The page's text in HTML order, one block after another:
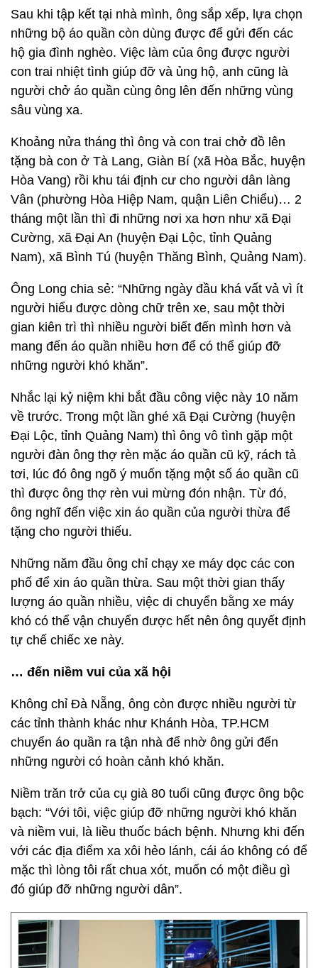
Sau khi tập kết tại nhà mình, ông sắp xếp, lựa chọn
những bộ áo quần còn dùng được để gửi đến các
hộ gia đình nghèo. Việc làm của ông được người
con trai nhiệt tình giúp đỡ và ủng hộ, anh cũng là
người chở áo quần cùng ông lên đến những vùng
sâu vùng xa.
Khoảng nửa tháng thì ông và con trai chở đồ lên
tặng bà con ở Tà Lang, Giàn Bí (xã Hòa Bắc, huyện
Hòa Vang) rồi khu tái định cư cho người dân làng
Vân (phường Hòa Hiệp Nam, quận Liên Chiểu)… 2
tháng một lần thì đi những nơi xa hơn như xã Đại
Cường, xã Đại An (huyện Đại Lộc, tỉnh Quảng
Nam), xã Bình Tú (huyện Thăng Bình, Quảng Nam).
Ông Long chia sẻ: “Những ngày đầu khá vất vả vì ít
người hiểu được dòng chữ trên xe, sau một thời
gian kiên trì thì nhiều người biết đến mình hơn và
mang đến áo quần nhiều hơn để có thể giúp đỡ
những người khó khăn”.
Nhắc lại kỷ niệm khi bắt đầu công việc này 10 năm
về trước. Trong một lần ghé xã Đại Cường (huyện
Đại Lộc, tỉnh Quảng Nam) thì ông vô tình gặp một
người đàn ông thợ rèn mặc áo quần cũ kỹ, rách tả
tơi, lúc đó ông ngõ ý muốn tặng một số áo quần cũ
thì được ông thợ rèn vui mừng đón nhận. Từ đó,
ông nghĩ đến việc xin áo quần của người thừa để
tặng cho người thiếu.
Những năm đầu ông chỉ chạy xe máy dọc các con
phố để xin áo quần thừa. Sau một thời gian thấy
lượng áo quần nhiều, việc di chuyển bằng xe máy
khó có thể vận chuyển được hết nên ông quyết định
tự chế chiếc xe này.
… đến niềm vui của xã hội
Không chỉ Đà Nẵng, ông còn được nhiều người từ
các tỉnh thành khác như Khánh Hòa, TP.HCM
chuyển áo quần ra tận nhà để nhờ ông gửi đến
những người có hoàn cảnh khó khăn.
Niềm trăn trở của cụ già 80 tuổi cũng được ông bộc
bạch: “Với tôi, việc giúp đỡ những người khó khăn
và niềm vui, là liều thuốc bách bệnh. Nhưng khi đến
với các địa điểm xa xôi hẻo lánh, cái áo không có để
mặc thì lòng tôi rất chua xót, muốn có một điều gì
đó giúp đỡ những người dân”.